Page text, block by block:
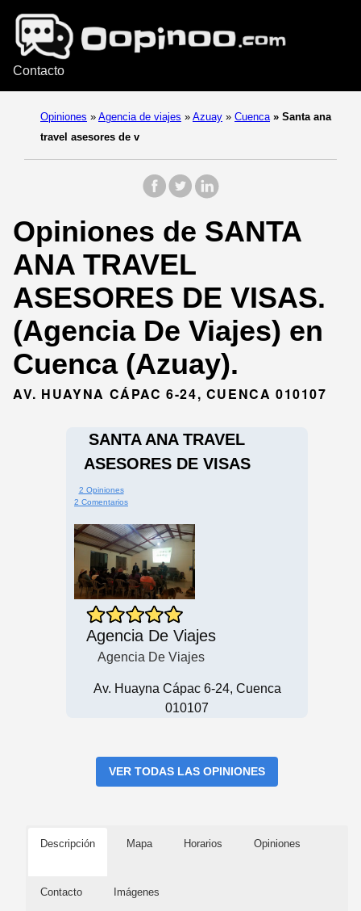
Contacto
Opiniones » Agencia de viajes » Azuay » Cuenca » Santa ana
travel asesores de v
Opiniones de SANTA
ANA TRAVEL
ASESORES DE VISAS.
(Agencia De Viajes) en
Cuenca (Azuay).
AV. HUAYNA CÁPAC 6-24, CUENCA 010107
SANTA ANA TRAVEL
ASESORES DE VISAS
2 Opiniones
2 Comentarios
Agencia De Viajes
Agencia De Viajes
Av. Huayna Cápac 6-24, Cuenca
010107
VER TODAS LAS OPINIONES
Descripción Mapa Horarios Opiniones
Contacto Imágenes